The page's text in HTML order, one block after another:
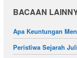
BACAAN
Apa Keuntungan
Peristiwa Sejarah Juli